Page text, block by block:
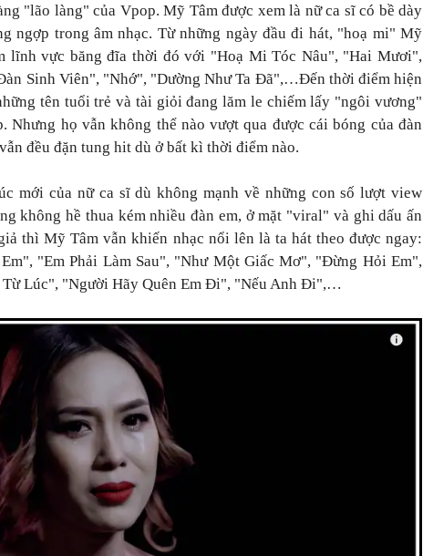
"lão làng" của Vpop. Mỹ Tâm được xem là nữ ca sĩ có bề dày
ngợp trong âm nhạc. Từ những ngày đầu đi hát, "hoạ mi" Mỹ
lĩnh vực băng đĩa thời đó với "Hoạ Mi Tóc Nâu", "Hai Mươi",
Sinh Viên", "Nhớ", "Dường Như Ta Đã",…Đến thời điểm hiện
tên tuổi trẻ và tài giỏi đang lăm le chiếm lấy "ngôi vương"
Nhưng họ vẫn không thể nào vượt qua được cái bóng của đàn
đều đặn tung hit dù ở bất kì thời điểm nào.
mới của nữ ca sĩ dù không mạnh về những con số lượt view
không hề thua kém nhiều đàn em, ở mặt "viral" và ghi dấu ấn
thì Mỹ Tâm vẫn khiến nhạc nổi lên là ta hát theo được ngay:
"Em Phải Làm Sau", "Như Một Giấc Mơ", "Đừng Hỏi Em",
Từ Lúc", "Người Hãy Quên Em Đi", "Nếu Anh Đi",…